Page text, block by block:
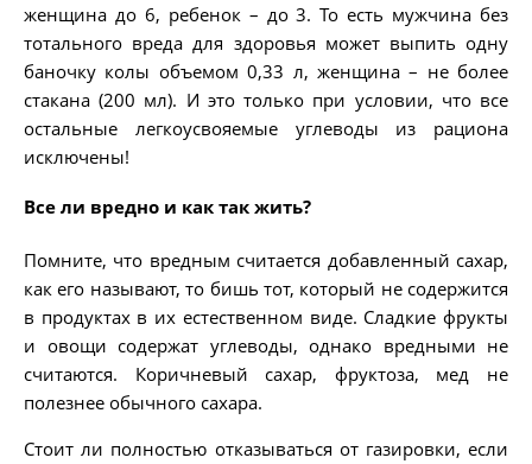
женщина до 6, ребенок – до 3. То есть мужчина без
тотального вреда для здоровья может выпить одну
баночку колы объемом 0,33 л, женщина – не более
стакана (200 мл). И это только при условии, что все
остальные легкоусвояемые углеводы из рациона
исключены!
Все ли вредно и как так жить?
Помните, что вредным считается добавленный сахар,
как его называют, то бишь тот, который не содержится
в продуктах в их естественном виде. Сладкие фрукты
и овощи содержат углеводы, однако вредными не
считаются. Коричневый сахар, фруктоза, мед не
полезнее обычного сахара.
Стоит ли полностью отказываться от газировки, если